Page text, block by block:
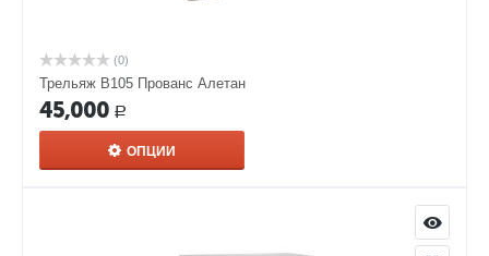
(0)
Трельяж В105 Прованс Алетан
45,000 Р
ОПЦИИ